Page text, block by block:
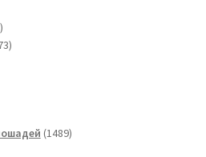
73
14891489